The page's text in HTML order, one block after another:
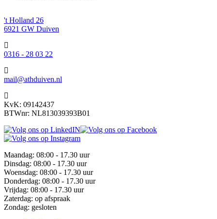
't Holland 26
6921 GW Duiven
0316 - 28 03 22
mail@athduiven.nl
KvK: 09142437
BTWnr: NL813039393B01
Maandag: 08:00 - 17.30 uur
Dinsdag: 08:00 - 17.30 uur
Woensdag: 08:00 - 17.30 uur
Donderdag: 08:00 - 17.30 uur
Vrijdag: 08:00 - 17.30 uur
Zaterdag: op afspraak
Zondag: gesloten